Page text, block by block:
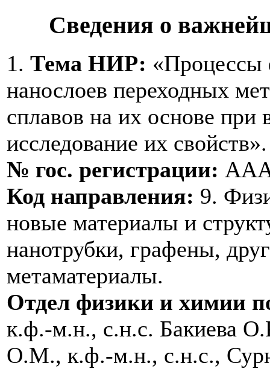
Сведения о
1. Тема НИР: «Процессы
нанослоев переходных
сплавов на их основе при
исследование их свойств».
№ гос. регистрации:
Код направления: 9.
новые материалы и
нанотрубки, графены,
метаматериалы.
Отдел физики и химии
к.ф.-м.н., с.н.с. Бакиева
О.М., к.ф.-м.н., с.н.с.,